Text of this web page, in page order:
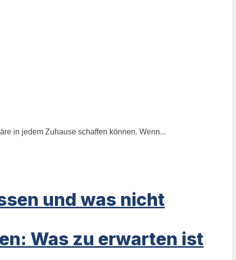
in jedem Zuhause schaffen können. Wenn...
und was nicht
Was zu erwarten ist